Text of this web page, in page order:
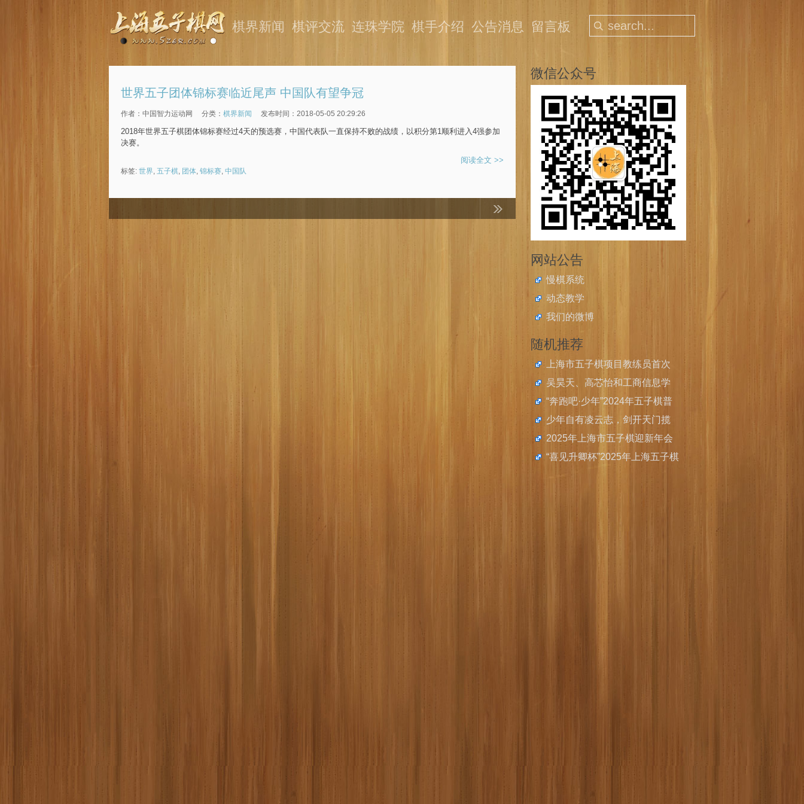
棋界新闻 棋评交流 连珠学院 棋手介绍 公告消息 留言板
世界五子团体锦标赛临近尾声 中国队有望争冠
作者：中国智力运动网 分类： 棋界新闻 发布时间：2018-05-05 20:29:26
2018年世界五子棋团体锦标赛经过4天的预选赛，中国代表队一直保持不败的战绩，以积分第1顺利进入4强参加
决赛。
阅读全文 >>
标签: 世界, 五子棋, 团体, 锦标赛, 中国队
微信公众号
网站公告
慢棋系统
动态教学
我们的微博
随机推荐
上海市五子棋项目教练员首次
注册名单
吴昊天、高芯怡和工商信息学
院校获上海学运会（中职组）
团冠军
“奔跑吧·少年”2024年五子棋普
及推广活动举行
少年自有凌云志，剑开天门揽
星月，上海小将吴彦纬、邓园
羲、张晏豪取世青赛个人冠军
2025年上海市五子棋迎新年会
举办
“喜见升卿杯”2025年上海五子棋